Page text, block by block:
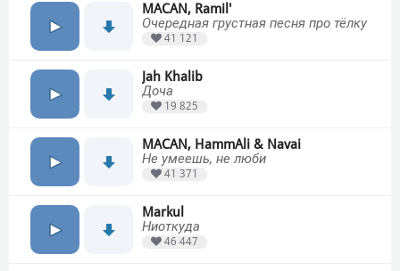
MACAN, Ramil'
Очередная грустная песня про тёлку
41 121
Jah Khalib
Доча
19 825
MACAN, HammAli & Navai
Не умеешь, не люби
41 371
Markul
Ниоткуда
46 447